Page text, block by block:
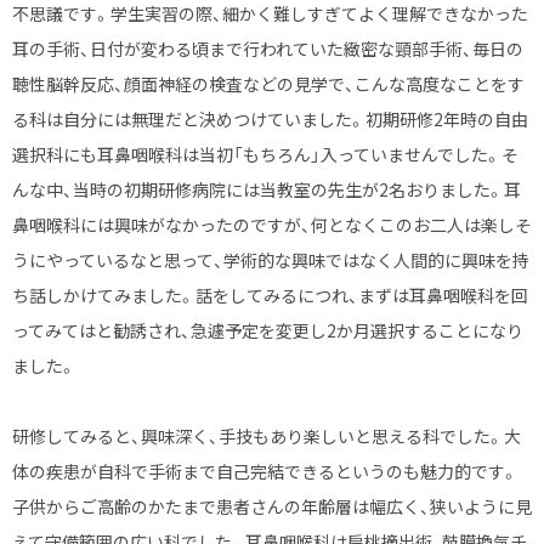
不思議です。学生実習の際、細かく難しすぎてよく理解できなかった
耳の手術、日付が変わる頃まで行われていた緻密な頸部手術、毎日の
聴性脳幹反応、顔面神経の検査などの見学で、こんな高度なことをす
る科は自分には無理だと決めつけていました。初期研修2年時の自由
選択科にも耳鼻咽喉科は当初「もちろん」入っていませんでした。そ
んな中、当時の初期研修病院には当教室の先生が2名おりました。耳
鼻咽喉科には興味がなかったのですが、何となくこのお二人は楽しそ
うにやっているなと思って、学術的な興味ではなく人間的に興味を持
ち話しかけてみました。話をしてみるにつれ、まずは耳鼻咽喉科を回
ってみてはと勧誘され、急遽予定を変更し2か月選択することになり
ました。
研修してみると、興味深く、手技もあり楽しいと思える科でした。大
体の疾患が自科で手術まで自己完結できるというのも魅力的です。
子供からご高齢のかたまで患者さんの年齢層は幅広く、狭いように見